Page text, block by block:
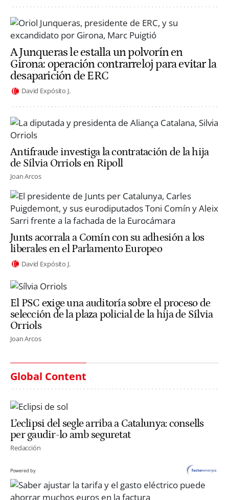
A Junqueras le estalla un polvorín en
Girona: operación contrarreloj para evitar la
desaparición de ERC
David Expósito J.
Antifraude investiga la contratación de la hija
de Sílvia Orriols en Ripoll
Joan Arcos
Junts acorrala a Comín con su adhesión a los
liberales en el Parlamento Europeo
David Expósito J.
El PSC exige una auditoría sobre el proceso de
selección de la plaza policial de la hija de Sílvia
Orriols
Joan Arcos
Global Content
L’eclipsi del segle arriba a Catalunya: consells
per gaudir-lo amb seguretat
Redacción
Powered by